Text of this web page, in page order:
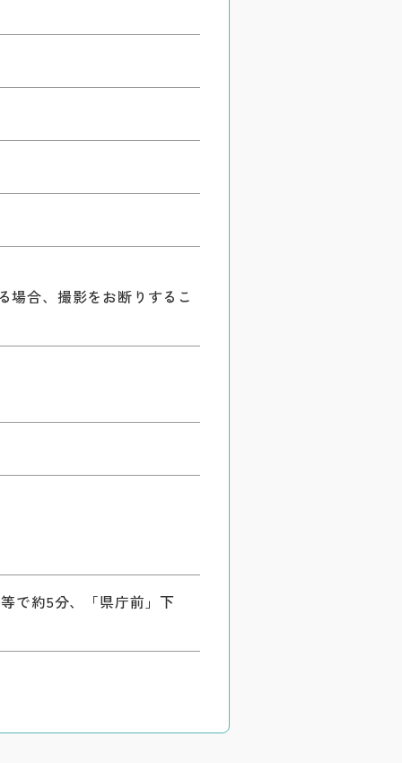
場合、撮影をお断りするこ
で約5分、「県庁前」下